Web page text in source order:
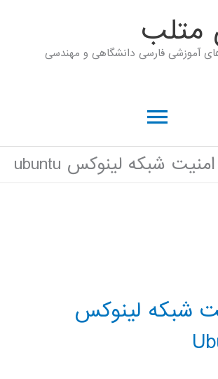
متلب
آموزشی فارسی دانشگاهی و مهندسی
فهرست
اصلی
امنیت شبکه لینوکس ubuntu
شبکه لینوکس